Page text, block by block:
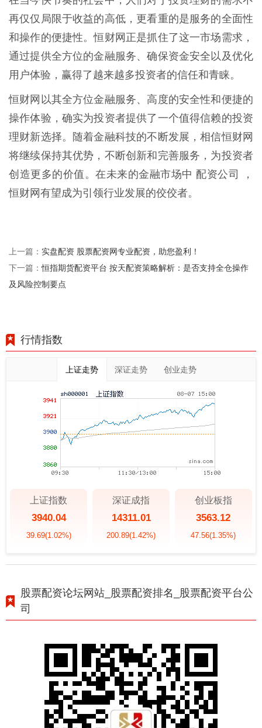
再仅仅局限于收益的高低，更看重的是服务的全面性
和操作的便捷性。恒财网正是抓住了这一市场需求，
通过提供全方位的金融服务、确保资金安全以及优化
用户体验，赢得了越来越多投资者的信任和青睐。
恒财网以其全方位金融服务、高度的安全性和便捷的
操作体验，确实为投资者提供了一个值得信赖的投资
理财新选择。随着金融科技的不断发展，相信恒财网
将继续保持其优势，不断创新和完善服务，为投资者
创造更多的价值。在未来的金融市场中 配资公司 ，
恒财网有望成为引领行业发展的佼佼者。
上一篇： 实盘配资 股票配资网专业配资，助您盈利！
下一篇：恒指期货配资平台 按天配资策略解析：是否支持全仓操作
及风险控制要点
行情指数
上证走势 深证走势 创业走势
上证指数
3940.04
39.69(1.02%)
深证成指
14311.01
200.89(1.42%)
创业板指
3563.12
47.56(1.35%)
股票配资论坛网站_股票配资排名_股票配资平台公
司